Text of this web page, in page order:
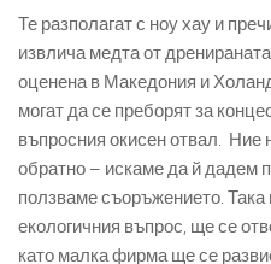
Те разполагат с ноу хау и
извлича медта от
оценена в Македония и
могат да се преборят за
въпросния окисен отвал. Ние
обратно – искаме да й дадем
ползваме съоръжението.
екологичния въпрос, ще се
като малка фирма ще се